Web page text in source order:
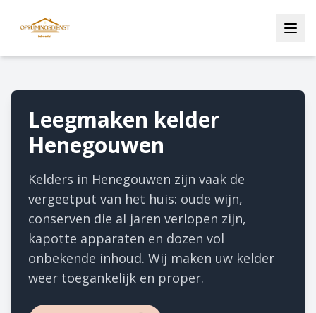
Leegmaken kelder
Henegouwen
Kelders in Henegouwen zijn vaak de
vergeetput van het huis: oude wijn,
conserven die al jaren verlopen zijn,
kapotte apparaten en dozen vol
onbekende inhoud. Wij maken uw kelder
weer toegankelijk en proper.